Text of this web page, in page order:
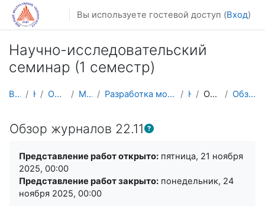
Перейти к основному содержанию
Вы используете гостевой доступ (Вход)
Научно-исследовательский
семинар (1 семестр)
В начало Курсы Осенний семестр Магистратура Разработка мобильных приложений и компьютерных игр НИС_1 Обзор журналов Обзор журналов 22.11
Обзор журналов 22.11
Представление работ открыто: пятница, 21 ноября
2025, 00:00
Представление работ закрыто: понедельник, 24
ноября 2025, 00:00